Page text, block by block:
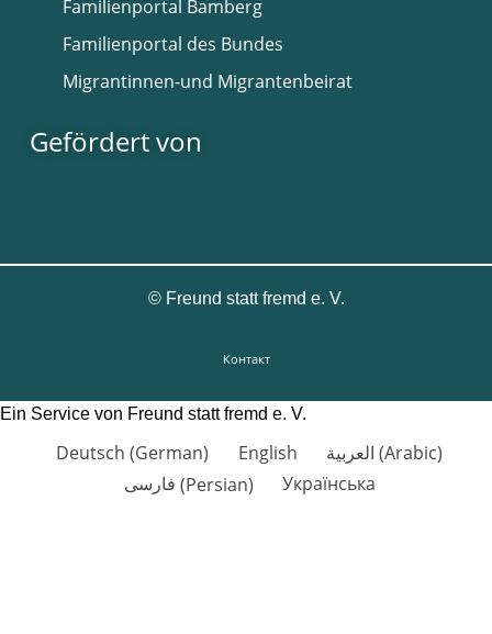
Familienportal Bamberg
Familienportal des Bundes
Migrantinnen-und Migrantenbeirat
Gefördert von
©Freund statt fremd e. V.
Контакт
Ein Service von Freund statt fremd e. V.
Deutsch (German) English العربية (Arabic)
فارسی (Persian) Українська